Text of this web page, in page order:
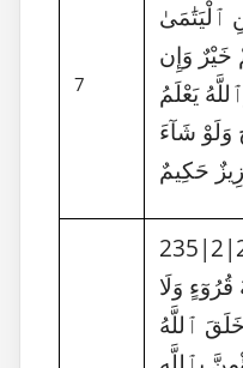
7
ٱلْيَتَٰمَىٰ
خَيْرٌ وَإِن
يَعْلَمُ
شَآءَ
حَكِيمٌ
وَلَا
ٱللَّهُ